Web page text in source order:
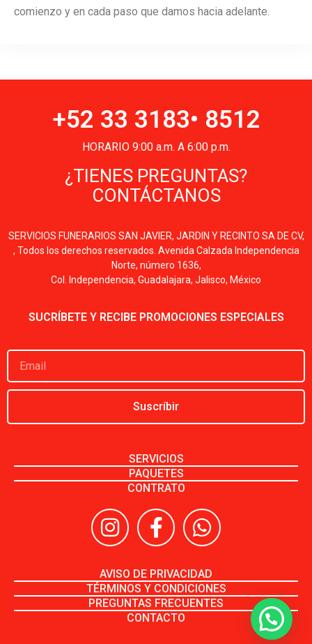
comienzo y en cada paso que damos hacia adelante.
+52 33 3183• 8512
HORARIO 9:00 a.m. A 6:00 p.m.
¿TIENES PREGUNTAS?
CONTÁCTANOS
SERVICIOS FUNERARIOS SAN JAVIER, JARDIN Y RECINTO SA DE CV,
, Todos los derechos reservados. Avenida Calzada Independencia
Norte, número 1636,
Col. Independencia, Guadalajara, Jalisco, México
SUCRÍBETE Y RECIBE PROMOCIONES ESPECIALES
Suscríbir
SERVICIOS
PAQUETES
CONTRATO
AVISO DE PRIVACIDAD
TÉRMINOS Y CONDICIONES
PREGUNTAS FRECUENTES
CONTACTO